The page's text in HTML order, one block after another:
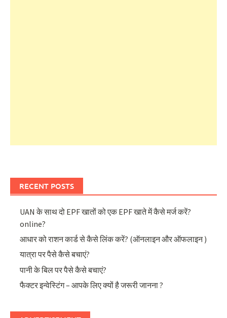
RECENT POSTS
UAN के साथ दो EPF खातों को एक EPF खाते में कैसे मर्ज करें?
online?
आधार को राशन कार्ड से कैसे लिंक करें? (ऑनलाइन और ऑफलाइन )
यात्रा पर पैसे कैसे बचाएं?
पानी के बिल पर पैसे कैसे बचाएं?
फैक्टर इन्वेस्टिंग – आपके लिए क्यों है जरूरी जानना ?